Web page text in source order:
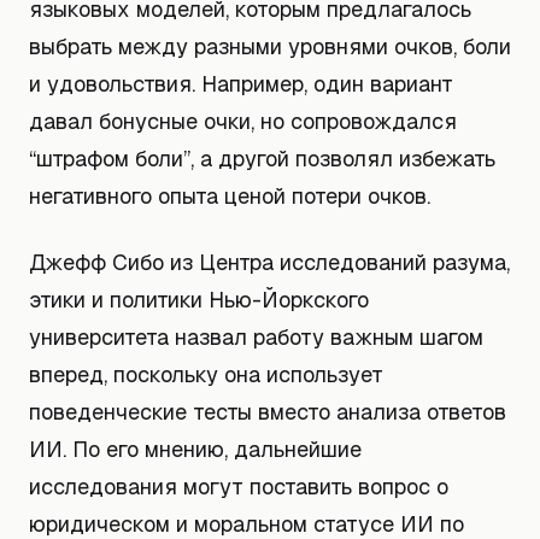
языковых моделей, которым предлагалось
выбрать между разными уровнями очков, боли
и удовольствия. Например, один вариант
давал бонусные очки, но сопровождался
“штрафом боли”, а другой позволял избежать
негативного опыта ценой потери очков.
Джефф Сибо из Центра исследований разума,
этики и политики Нью-Йоркского
университета назвал работу важным шагом
вперед, поскольку она использует
поведенческие тесты вместо анализа ответов
ИИ. По его мнению, дальнейшие
исследования могут поставить вопрос о
юридическом и моральном статусе ИИ по